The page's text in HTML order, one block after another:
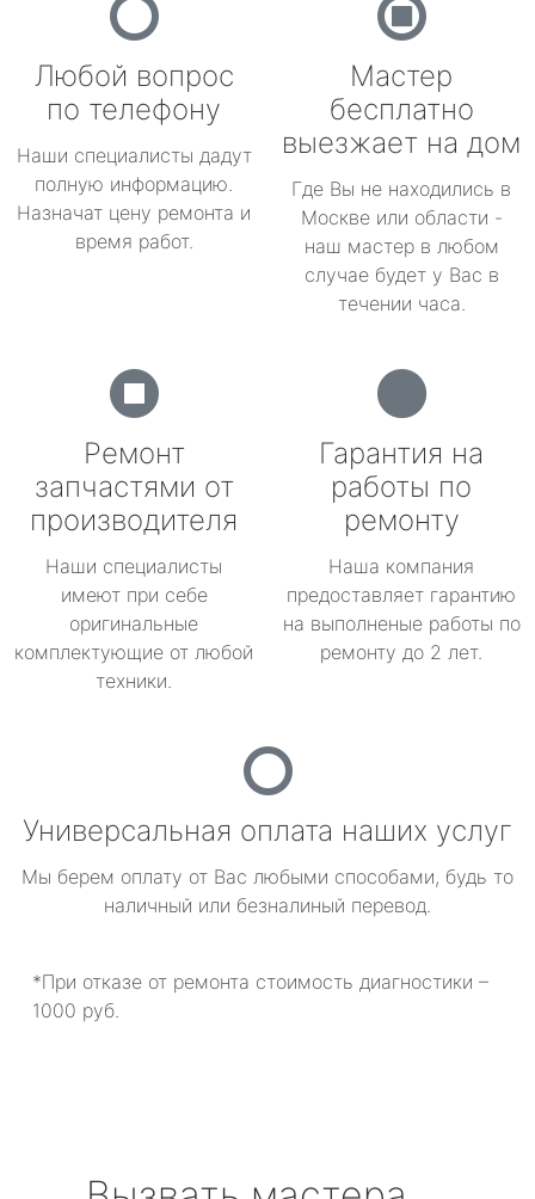
Любой вопрос
по телефону
Наши специалисты дадут
полную информацию.
Назначат цену ремонта и
время работ.
Мастер
бесплатно
выезжает на дом
Где Вы не находились в
Москве или области -
наш мастер в любом
случае будет у Вас в
течении часа.
Ремонт
запчастями от
производителя
Наши специалисты
имеют при себе
оригинальные
комплектующие от любой
техники.
Гарантия на
работы по
ремонту
Наша компания
предоставляет гарантию
на выполненые работы по
ремонту до 2 лет.
Универсальная оплата наших услуг
Мы берем оплату от Вас любыми способами, будь то
наличный или безналиный перевод.
*При отказе от ремонта стоимость диагностики –
1000 руб.